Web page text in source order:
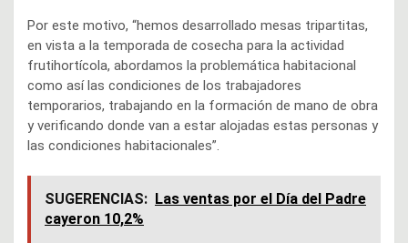
Por este motivo, “hemos desarrollado mesas tripartitas,
en vista a la temporada de cosecha para la actividad
frutihortícola, abordamos la problemática habitacional
como así las condiciones de los trabajadores
temporarios, trabajando en la formación de mano de obra
y verificando donde van a estar alojadas estas personas y
las condiciones habitacionales”.
SUGERENCIAS: Las ventas por el Día del Padre
cayeron 10,2%